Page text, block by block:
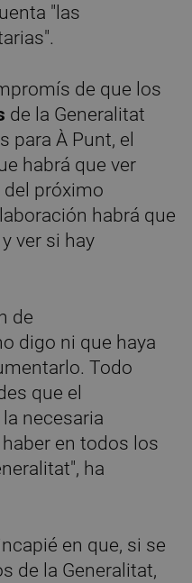
"las
de que los
de la Generalitat
para À Punt, el
habrá que ver
del próximo
habrá que
ver si hay
de
digo ni que haya
Todo
que el
necesaria
en todos los
ha
en que, si se
de la Generalitat,